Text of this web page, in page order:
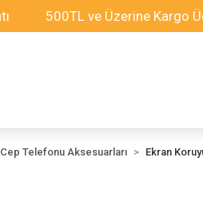
500TL ve Üzerine Kargo
Cep Telefonu Aksesuarları Ekran